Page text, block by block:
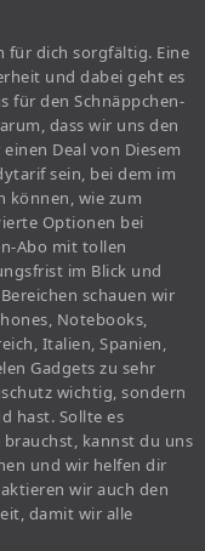
für dich sorgfältig. Eine
und dabei geht es
für den Schnäppchen-
dass wir uns den
Deal von Diesem
sein, bei dem im
können, wie zum
Optionen bei
Abo mit tollen
im Blick und
schauen wir
Notebooks,
Italien, Spanien,
Gadgets zu sehr
wichtig, sondern
hast. Sollte es
kannst du uns
und wir helfen dir
wir auch den
damit wir alle